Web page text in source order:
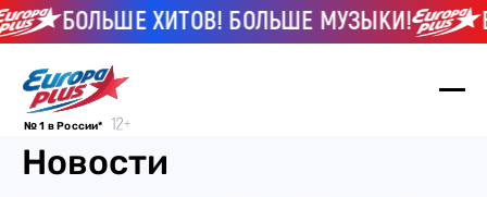
БОЛЬШЕ ХИТОВ! БОЛЬШЕ МУЗЫКИ!
№ 1 в России*
Новости